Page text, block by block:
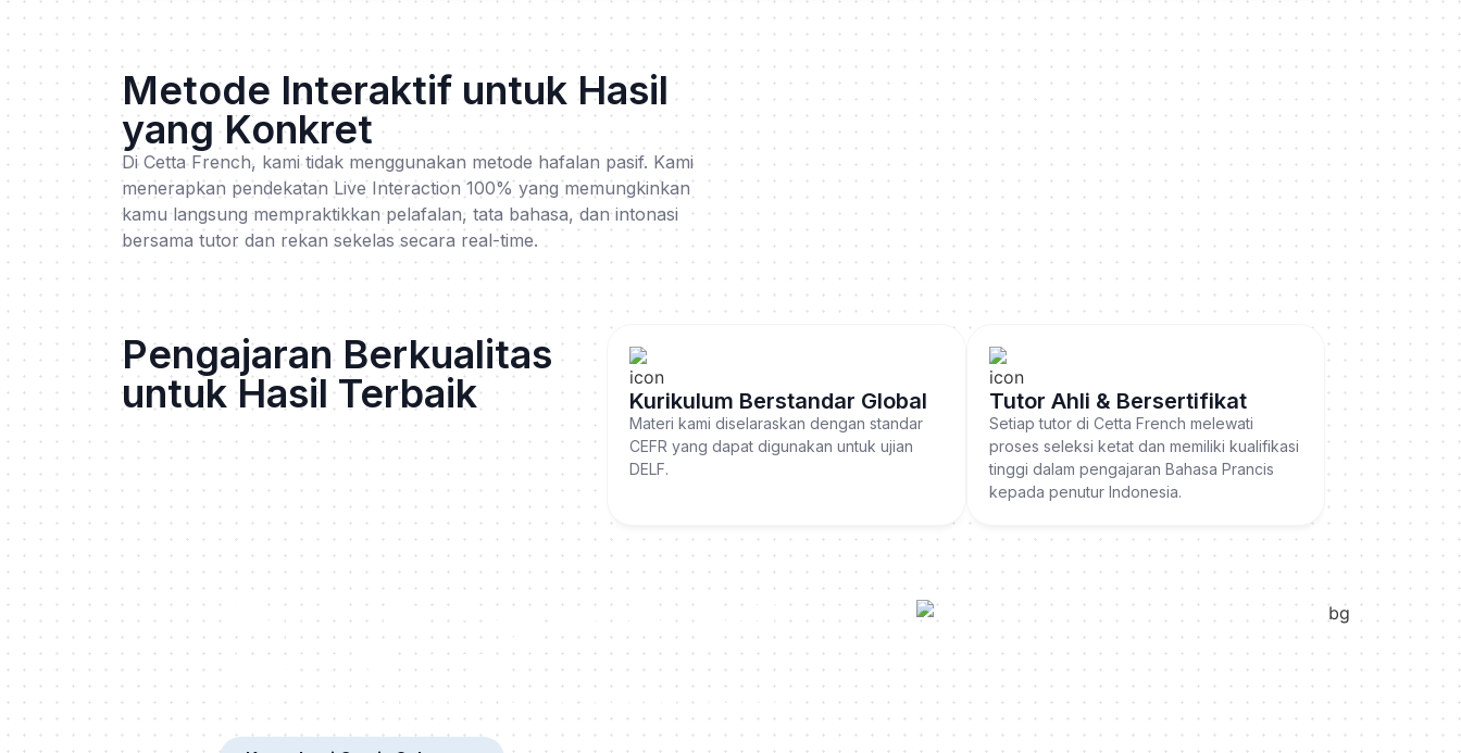
Metode Interaktif untuk Hasil
yang Konkret
Di Cetta French, kami tidak menggunakan metode hafalan pasif. Kami
menerapkan pendekatan Live Interaction 100% yang memungkinkan
kamu langsung mempraktikkan pelafalan, tata bahasa, dan intonasi
bersama tutor dan rekan sekelas secara real-time.
Pengajaran Berkualitas
untuk Hasil Terbaik
Kurikulum Berstandar Global
Materi kami diselaraskan dengan standar
CEFR yang dapat digunakan untuk ujian
DELF.
Tutor Ahli & Bersertifikat
Setiap tutor di Cetta French melewati
proses seleksi ketat dan memiliki kualifikasi
tinggi dalam pengajaran Bahasa Prancis
kepada penutur Indonesia.
Siap Ambil Bagian Menjadi
World Citizen?
Jangan bimbang! Konsultasikan kebutuhan belajar kamu secara gratis
dengan tim ahli kami!